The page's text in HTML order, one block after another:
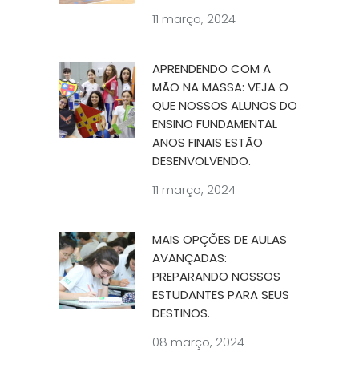
11 março, 2024
APRENDENDO COM A
MÃO NA MASSA: VEJA O
QUE NOSSOS ALUNOS DO
ENSINO FUNDAMENTAL
ANOS FINAIS ESTÃO
DESENVOLVENDO.
11 março, 2024
MAIS OPÇÕES DE AULAS
AVANÇADAS:
PREPARANDO NOSSOS
ESTUDANTES PARA SEUS
DESTINOS.
08 março, 2024